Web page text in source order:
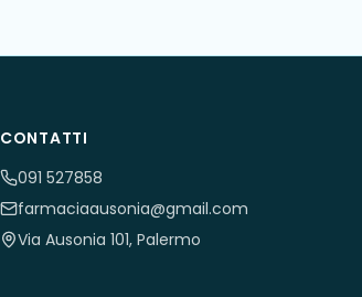
CONTATTI
091 527858
farmaciaausonia@gmail.com
Via Ausonia 101, Palermo